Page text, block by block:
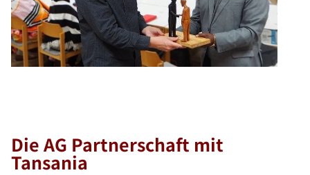
Die AG Partnerschaft mit
Tansania